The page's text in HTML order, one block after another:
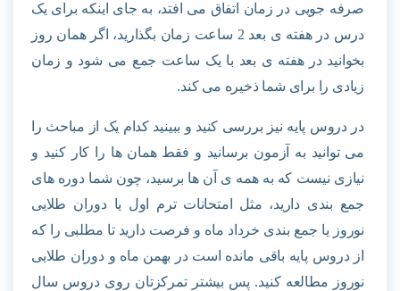
صرفه جویی در زمان اتفاق می افتد، به جای اینکه برای یک
درس در هفته ی بعد 2 ساعت زمان بگذارید، اگر همان روز
بخوانید در هفته ی بعد با یک ساعت جمع می شود و زمان
زیادی را برای شما ذخیره می کند.
در دروس پایه نیز بررسی کنید و ببینید کدام یک از مباحث را
می توانید به آزمون برسانید و فقط همان ها را کار کنید و
نیازی نیست که به همه ی آن ها برسید، چون شما دوره های
جمع بندی دارید، مثل امتحانات ترم اول یا دوران طلایی
نوروز یا جمع بندی خرداد ماه و فرصت دارید تا مطلبی را که
از دروس پایه باقی مانده است در بهمن ماه و دوران طلایی
نوروز مطالعه کنید. پس بیشتر تمرکزتان روی دروس سال